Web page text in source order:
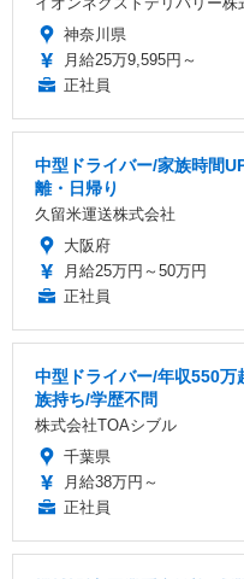
神奈川県
月給25万9,595円～
正社員
中型ドライバー/家族時間
離・日帰り
久留米運送株式会社
大阪府
月給25万円～50万円
正社員
中型ドライバー/年収550
族持ち/学歴不問
株式会社TOAシブル
千葉県
月給38万円～
正社員